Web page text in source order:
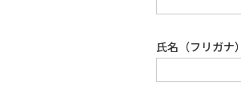
(必
氏名（フリガナ）